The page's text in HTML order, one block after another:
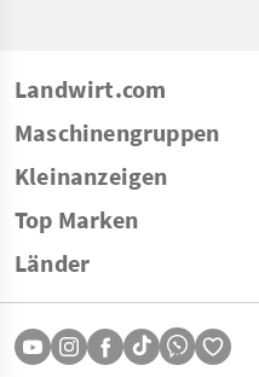
Landwirt.com
Maschinengruppen
Kleinanzeigen
Top Marken
Länder